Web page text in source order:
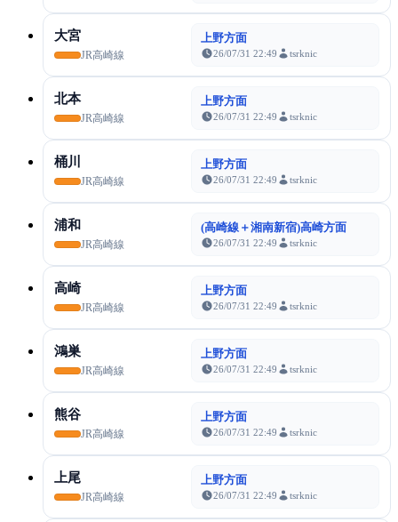
大宮
JR高崎線
上野方面
26/07/31 22:49 tsrknic
北本
JR高崎線
上野方面
26/07/31 22:49 tsrknic
桶川
JR高崎線
上野方面
26/07/31 22:49 tsrknic
浦和
JR高崎線
(高崎線＋湘南新宿)高崎方面
26/07/31 22:49 tsrknic
高崎
JR高崎線
上野方面
26/07/31 22:49 tsrknic
鴻巣
JR高崎線
上野方面
26/07/31 22:49 tsrknic
熊谷
JR高崎線
上野方面
26/07/31 22:49 tsrknic
上尾
JR高崎線
上野方面
26/07/31 22:49 tsrknic